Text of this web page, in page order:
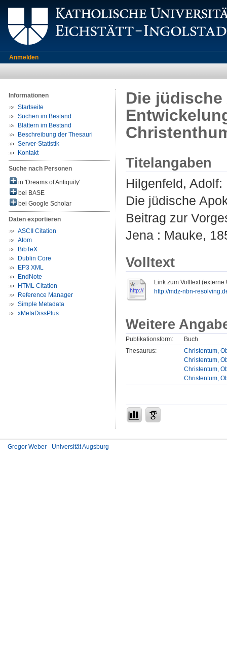
Anmelden
Informationen
Startseite
Suchen im Bestand
Blättern im Bestand
Beschreibung der Thesauri
Server-Statistik
Kontakt
Suche nach Personen
in 'Dreams of Antiquity'
bei BASE
bei Google Scholar
Daten exportieren
ASCII Citation
Atom
BibTeX
Dublin Core
EP3 XML
EndNote
HTML Citation
Reference Manager
Simple Metadata
xMetaDissPlus
Die
Titelangaben
Hilgenfeld, Adolf:
Die jüdische
Beitrag zur
Jena : Mauke,
Volltext
Link zum Volltext (externe
http://mdz-nbn-
Weitere
Publikationsform:
Buch
Thesaurus:
Christentum,
Christentum,
Christentum,
Christentum,
Gregor Weber - Universität Augsburg